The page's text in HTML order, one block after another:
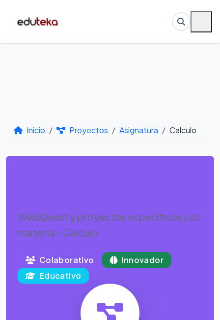
Inicio Proyectos Asignatura Calculo
WebQuest y proyectos específicos por
materia - Calculo
Colaborativo
Innovador
Educativo